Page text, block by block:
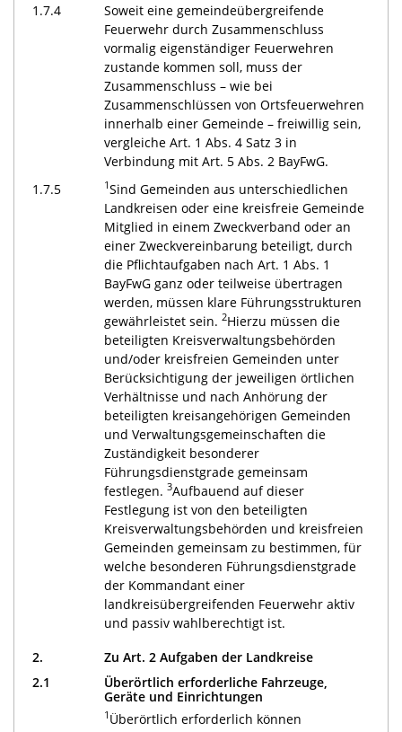
1.7.4
Soweit eine gemeindeübergreifende
Feuerwehr durch Zusammenschluss
vormalig eigenständiger Feuerwehren
zustande kommen soll, muss der
Zusammenschluss – wie bei
Zusammenschlüssen von Ortsfeuerwehren
innerhalb einer Gemeinde – freiwillig sein,
vergleiche Art. 1 Abs. 4 Satz 3 in
Verbindung mit Art. 5 Abs. 2 BayFwG.
1.7.5
1Sind Gemeinden aus unterschiedlichen
Landkreisen oder eine kreisfreie Gemeinde
Mitglied in einem Zweckverband oder an
einer Zweckvereinbarung beteiligt, durch
die Pflichtaufgaben nach Art. 1 Abs. 1
BayFwG ganz oder teilweise übertragen
werden, müssen klare Führungsstrukturen
gewährleistet sein. 2Hierzu müssen die
beteiligten Kreisverwaltungsbehörden
und/oder kreisfreien Gemeinden unter
Berücksichtigung der jeweiligen örtlichen
Verhältnisse und nach Anhörung der
beteiligten kreisangehörigen Gemeinden
und Verwaltungsgemeinschaften die
Zuständigkeit besonderer
Führungsdienstgrade gemeinsam
festlegen. 3Aufbauend auf dieser
Festlegung ist von den beteiligten
Kreisverwaltungsbehörden und kreisfreien
Gemeinden gemeinsam zu bestimmen, für
welche besonderen Führungsdienstgrade
der Kommandant einer
landkreisübergreifenden Feuerwehr aktiv
und passiv wahlberechtigt ist.
2.
Zu Art. 2 Aufgaben der Landkreise
2.1
Überörtlich erforderliche Fahrzeuge,
Geräte und Einrichtungen
1 Überörtlich erforderlich können